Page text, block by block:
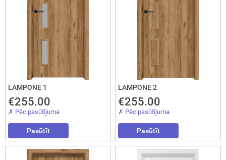
LAMPONE 1
€255.00
✗ Pēc pasūtījuma
Pasūtīt
LAMPONE 2
€255.00
✗ Pēc pasūtījuma
Pasūtīt